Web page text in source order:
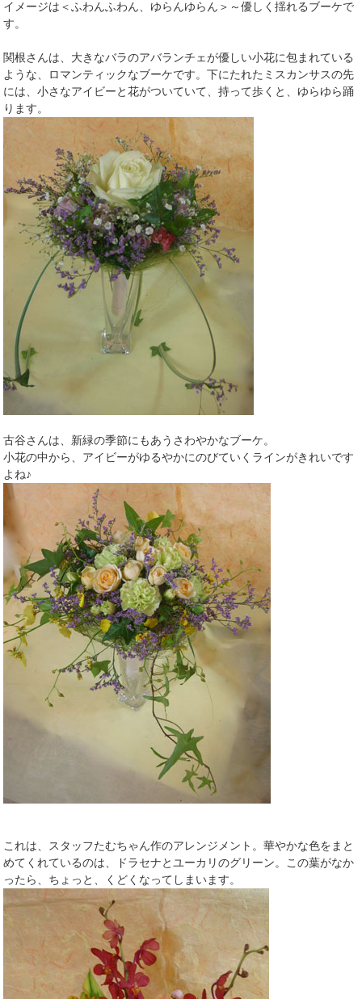
イメージは＜ふわんふわん、ゆらんゆらん＞～優しく揺れるブーケで
す。
関根さんは、大きなバラのアバランチェが優しい小花に包まれている
ような、ロマンティックなブーケです。下にたれたミスカンサスの先
には、小さなアイビーと花がついていて、持って歩くと、ゆらゆら踊
ります。
古谷さんは、新緑の季節にもあうさわやかなブーケ。
小花の中から、アイビーがゆるやかにのびていくラインがきれいです
よね♪
これは、スタッフたむちゃん作のアレンジメント。華やかな色をまと
めてくれているのは、ドラセナとユーカリのグリーン。この葉がなか
ったら、ちょっと、くどくなってしまいます。